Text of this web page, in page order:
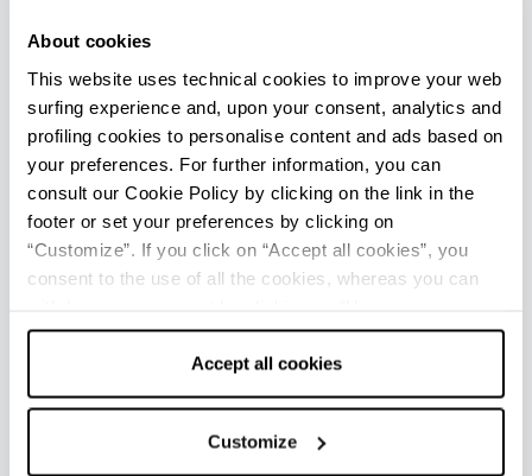
About cookies
This website uses technical cookies to improve your web
surfing experience and, upon your consent, analytics and
profiling cookies to personalise content and ads based on
your preferences. For further information, you can
consult our Cookie Policy by clicking on the link in the
footer or set your preferences by clicking on
“Customize”. If you click on “Accept all cookies”, you
consent to the use of all the cookies, whereas you can
cookies only” and only the technical cookies for the
correct functioning of the website will be used.
Accept all cookies
Customize
Museo Francesco Baracca - Lugo
MODENA CENTO ORE CLASSIC